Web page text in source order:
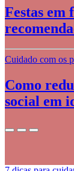
Festas em
Cuidado com os
Como
social em